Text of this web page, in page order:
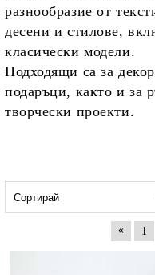
разнообразие от
десени и стилове,
класически модели.
Подходящи са за
подаръци, както и за
творчески проекти.
« 1